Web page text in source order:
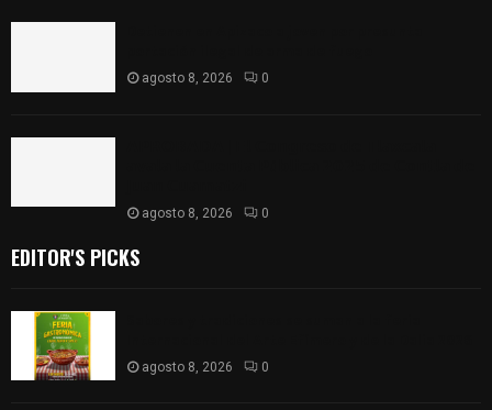
agosto 8, 2026 0
agosto 8, 2026 0
EDITOR'S PICKS
agosto 8, 2026 0